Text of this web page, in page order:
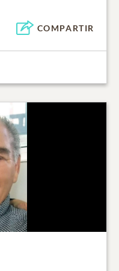
COMPARTIR